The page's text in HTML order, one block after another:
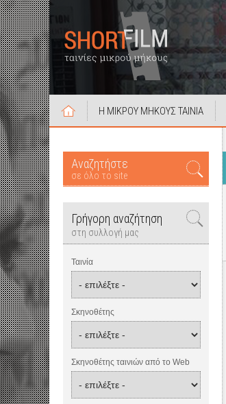
Η ΜΙΚΡΟΥ ΜΗΚΟΥΣ ΤΑΙΝΙΑ
Αναζητήστε
σε όλο το site
Γρήγορη αναζήτηση
στη συλλογή μας
Ταινία
Σκηνοθέτης
Σκηνοθέτης ταινιών από το Web